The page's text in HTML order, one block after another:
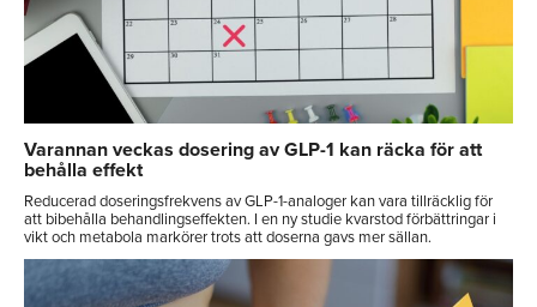
Varannan veckas dosering av GLP-1 kan räcka för att
behålla effekt
Reducerad doseringsfrekvens av GLP-1-analoger kan vara tillräcklig för
att bibehålla behandlingseffekten. I en ny studie kvarstod förbättringar i
vikt och metabola markörer trots att doserna gavs mer sällan.